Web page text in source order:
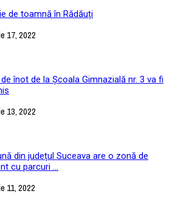
de toamnă în Rădăuți
17, 2022
înot de la Școala Gimnazială nr. 3 va fi
13, 2022
din județul Suceava are o zonă de
cu parcuri ...
11, 2022